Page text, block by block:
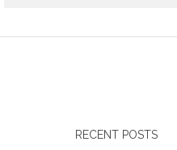
RECENT POSTS